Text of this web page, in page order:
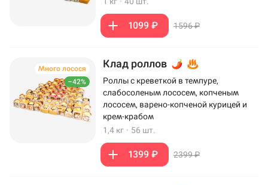
1099 ₽ 1596 ₽
–42%
Много лосося Клад роллов
Роллы с креветкой в темпуре,
слабосоленым лососем, копченым
лососем, варено-копченой курицей и
крем-крабом
1,4 кг · 56 шт.
1399 ₽ 2399 ₽